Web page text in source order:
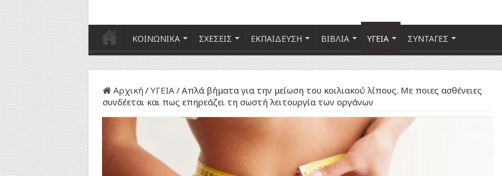
ΚΟΙΝΩΝΙΚΑ ΣΧΕΣΕΙΣ ΕΚΠΑΙΔΕΥΣΗ ΒΙΒΛΙΑ ΥΓΕΙΑ ΣΥΝΤΑΓΕΣ
Αρχική /ΥΓΕΙΑ/Απλά βήματα για την μείωση του κοιλιακού λίπους. Με ποιες ασθένειες
συνδέεται και πως επηρεάζει τη σωστή λειτουργία των οργάνων